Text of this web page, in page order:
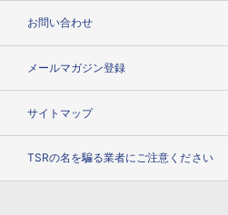
お問い合わせ
メールマガジン登録
サイトマップ
TSRの名を騙る業者にご注意ください